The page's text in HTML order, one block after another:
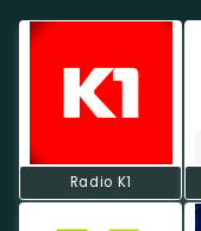
Radio K1